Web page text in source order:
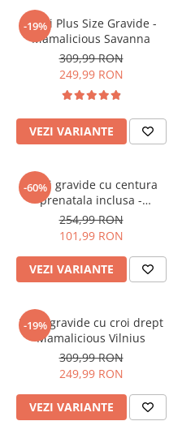
-19%
Blugi Plus Size Gravide -
Mamalicious Savanna
309,99 RON
249,99 RON
VEZI VARIANTE
-60%
Blugi gravide cu centura
prenatala inclusa -
Mamalicious Florida
254,99 RON
101,99 RON
VEZI VARIANTE
-19%
Blugi gravide cu croi drept
Mamalicious Vilnius
309,99 RON
249,99 RON
VEZI VARIANTE